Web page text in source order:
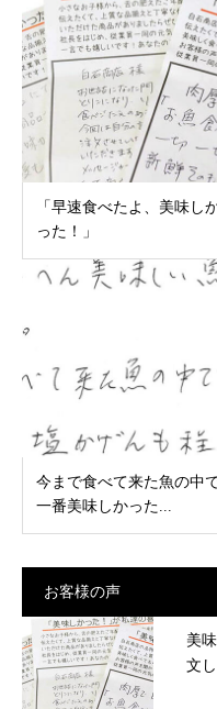
「早速食べたよ、美味し
った！」
今まで食べて来た魚の中
一番美味しかった...
お客様の声
美
文